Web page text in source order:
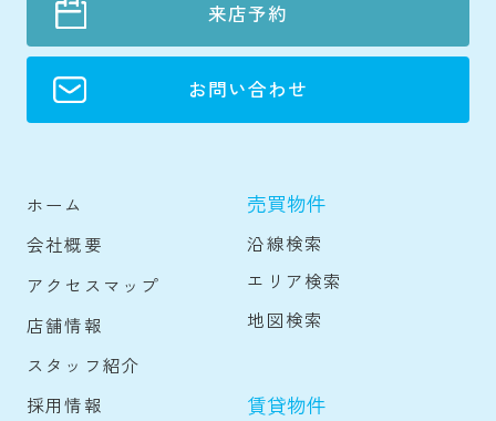
来店予約
お問い合わせ
ホーム
会社概要
アクセスマップ
店舗情報
スタッフ紹介
採用情報
売買物件
沿線検索
エリア検索
地図検索
賃貸物件